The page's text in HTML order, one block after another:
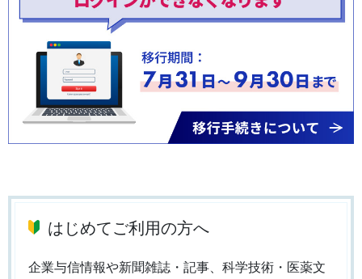
はじめてご利用の方へ
企業与信情報や新聞雑誌・記事、科学技術・医薬文